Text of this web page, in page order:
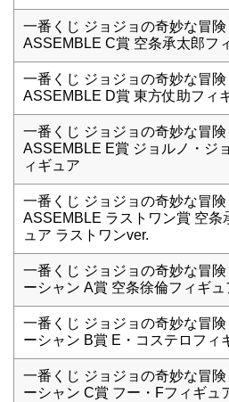
一番くじ ジョジョの奇妙な冒険
ASSEMBLE C賞 空条承太郎フ
一番くじ ジョジョの奇妙な冒険
ASSEMBLE D賞 東方仗助フィ
一番くじ ジョジョの奇妙な冒険
ASSEMBLE E賞 ジョルノ・ジ
ィギュア
一番くじ ジョジョの奇妙な冒険
ASSEMBLE ラストワン賞 空条
ュア ラストワンver.
一番くじ ジョジョの奇妙な冒
ーシャン A賞 空条徐倫フィギュ
一番くじ ジョジョの奇妙な冒
ーシャン B賞 E・コステロフィ
一番くじ ジョジョの奇妙な冒
ーシャン C賞 フー・Fフィギュ